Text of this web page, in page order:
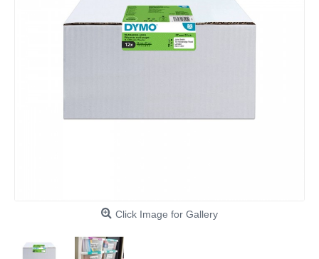
Click Image for Gallery